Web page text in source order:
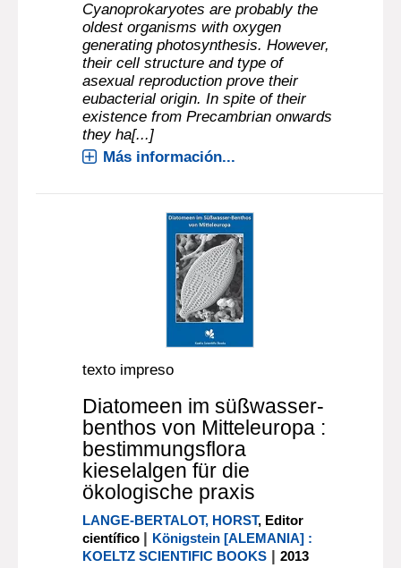
Cyanoprokaryotes are probably the
oldest organisms with oxygen
generating photosynthesis. However,
their cell structure and type of
asexual reproduction prove their
eubacterial origin. In spite of their
existence from Precambrian onwards
they ha[...]
Más información...
texto impreso
Diatomeen im süßwasser-
benthos von Mitteleuropa :
bestimmungsflora
kieselalgen für die
ökologische praxis
LANGE-BERTALOT, HORST, Editor
científico | Königstein [ALEMANIA] :
KOELTZ SCIENTIFIC BOOKS |2013